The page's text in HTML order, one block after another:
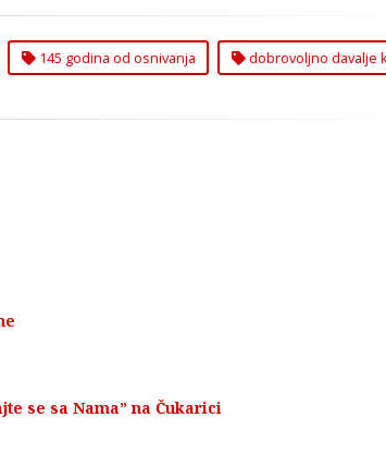
145 godina od osnivanja dobrovoljno davalje
se sa Nama” na Čukarici